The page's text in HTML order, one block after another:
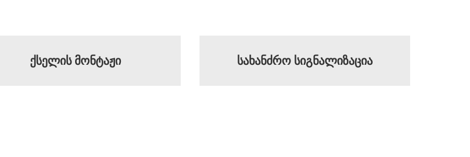
ქსელის მონტაჟი სახანძრო სიგნალიზაცია